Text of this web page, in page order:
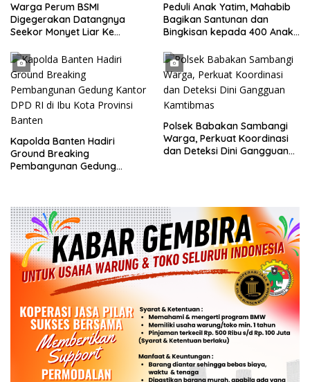
Warga Perum BSMI
Digegerakan Datangnya
Seekor Monyet Liar Ke
Peduli Anak Yatim, Mahabib
Bagikan Santunan dan
Bingkisan kepada 400 Anak
Kapolda Banten Hadiri
Ground Breaking
Pembangunan Gedung
Polsek Babakan Sambangi
Warga, Perkuat Koordinasi
dan Deteksi Dini Gangguan